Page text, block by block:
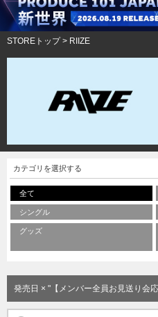
STOREトップ> RIIZE
カテゴリを選択する
全て
シングル
グッズ
発売日 × "【メンバー全員お見送り会